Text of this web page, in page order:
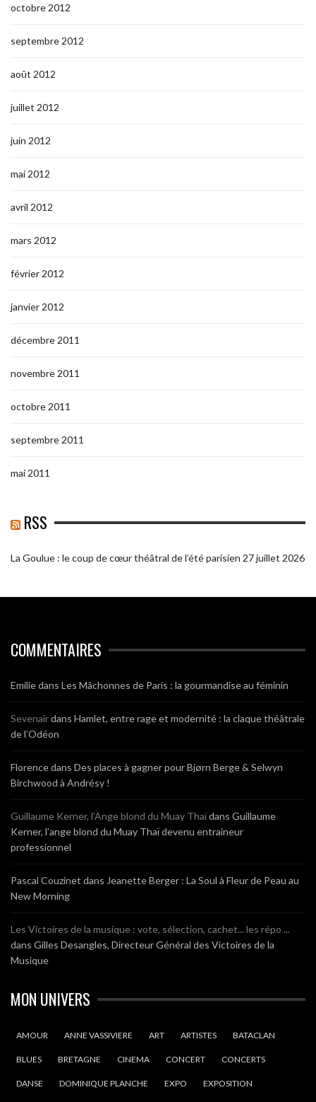
octobre 2012
septembre 2012
août 2012
juillet 2012
juin 2012
mai 2012
avril 2012
mars 2012
février 2012
janvier 2012
décembre 2011
novembre 2011
octobre 2011
septembre 2011
mai 2011
RSS
La Goulue : le coup de cœur théâtral de l’été parisien 27 juillet 2026
COMMENTAIRES
Emiliedans Les Mâchonnes de Paris : la gourmandise au féminin
Sevenairdans Hamlet, entre rage et modernité : la claque théâtrale
de l’Odéon
Florencedans Des places à gagner pour Bjørn Berge & Selwyn
Birchwood à Andrésy !
Guillaume Kerner, l’Ange blond du Muay Thaïdans Guillaume
Kerner, l’ange blond du Muay Thaï devenu entraineur
professionnel
Pascal Couzinet dans Jeanette Berger : La Soul à Fleur de Peau au
New Morning
Les Victoires de la musique : vote, sélection, cachet... les répo ...
dans Gilles Desangles, Directeur Général des Victoires de la
Musique
MON UNIVERS
AMOUR ANNE VASSIVIERE ART ARTISTES BATACLAN
BLUES BRETAGNE CINEMA CONCERT CONCERTS
DANSE DOMINIQUE PLANCHE EXPO EXPOSITION